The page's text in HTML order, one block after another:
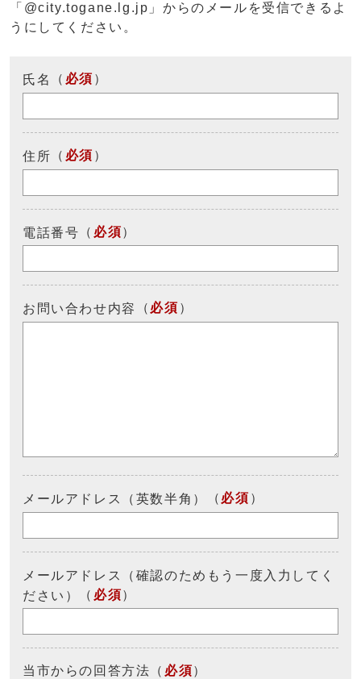
「@city.togane.lg.jp」からのメールを受信できるよ
うにしてください。
氏名 （ 必須 ）
住所 （ 必須 ）
電話番号 （ 必須）
お問い合わせ内容 （ 必須 ）
メールアドレス（英数半角） （ 必須 ）
メールアドレス（確認のためもう一度入力してく
ださい）
（ 必須）
当市からの回答方法 （ 必須）